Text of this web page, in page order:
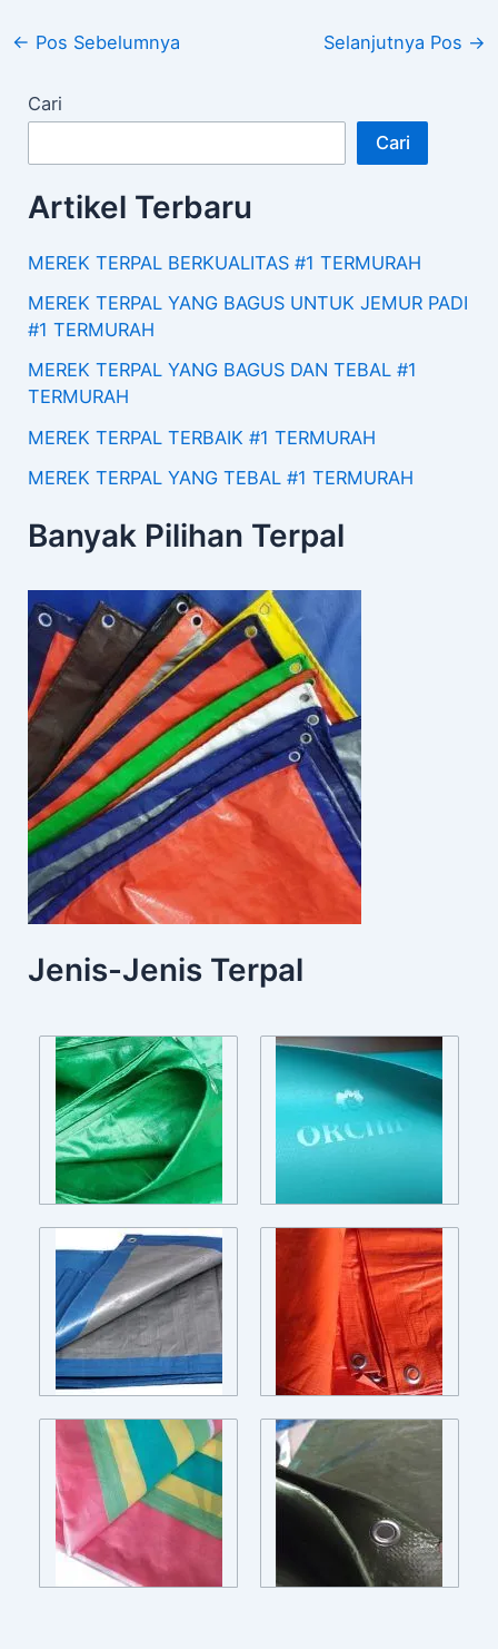
← Pos Sebelumnya Selanjutnya Pos →
Cari
Cari
Artikel Terbaru
MEREK TERPAL BERKUALITAS #1 TERMURAH
MEREK TERPAL YANG BAGUS UNTUK JEMUR PADI
#1 TERMURAH
MEREK TERPAL YANG BAGUS DAN TEBAL #1
TERMURAH
MEREK TERPAL TERBAIK #1 TERMURAH
MEREK TERPAL YANG TEBAL #1 TERMURAH
Banyak Pilihan Terpal
Jenis-Jenis Terpal